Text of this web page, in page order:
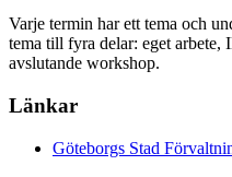
Varje termin har ett tema och
tema till fyra delar: eget arbete,
avslutande workshop.
Länkar
Göteborgs Stad